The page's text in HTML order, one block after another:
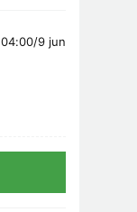
04:00/9 jun